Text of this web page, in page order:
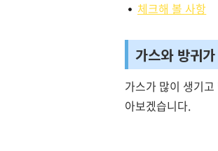
체크해 볼 사항
가스와 방귀
가스가 많이 생기
아보겠습니다.